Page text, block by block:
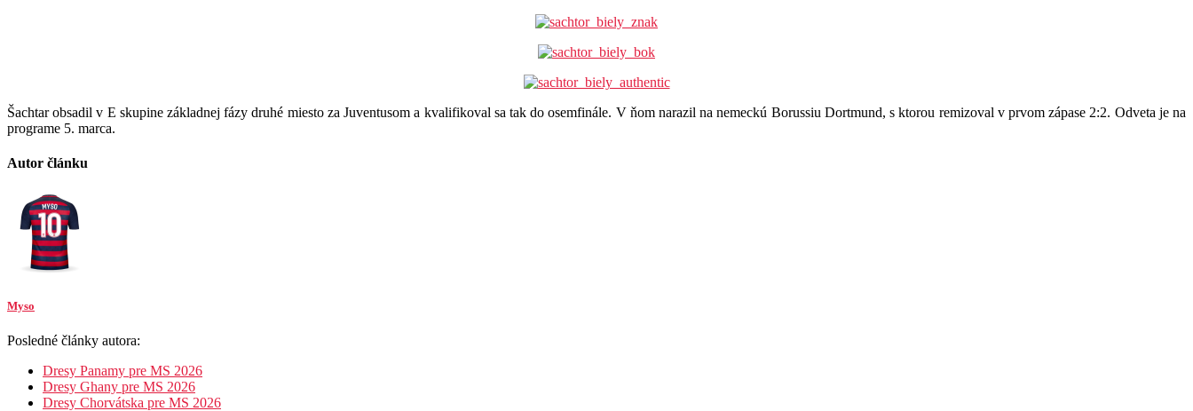
Šachtar obsadil v E skupine základnej fázy druhé miesto za Juventusom a kvalifikoval sa tak do osemfinále. V ňom narazil na nemeckú Borussiu Dortmund, s ktorou remizoval v prvom zápase 2:2. Odveta je na
programe 5. marca.
Autor článku
Myso
Posledné články autora:
Dresy Panamy pre MS 2026
Dresy Ghany pre MS 2026
Dresy Chorvátska pre MS 2026